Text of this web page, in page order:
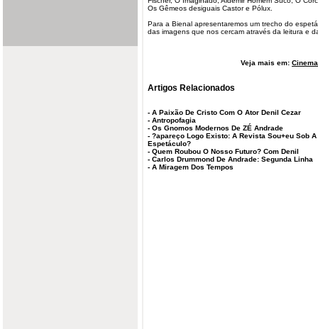
Os Gêmeos desiguais Castor e Pólux.
Para a Bienal apresentaremos um trecho do
das imagens que nos cercam através da leitura e
Veja mais em:
Artigos Relacionados
- A Paixão De Cristo Com O Ator Denil Cezar
- Antropofagia
- Os Gnomos Modernos De ZÉ Andrade
- ?apareço Logo Existo: A Revista Sou+eu Sob
Espetáculo?
- Quem Roubou O Nosso Futuro? Com Denil
- Carlos Drummond De Andrade: Segunda Linha
- A Miragem Dos Tempos